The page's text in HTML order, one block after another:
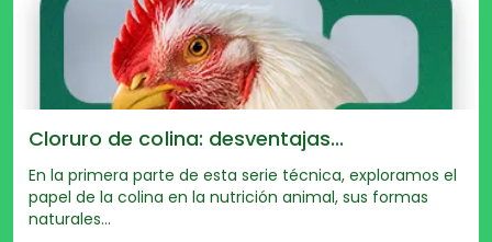
Cloruro de colina: desventajas...
En la primera parte de esta serie técnica, exploramos el
papel de la colina en la nutrición animal, sus formas
naturales...